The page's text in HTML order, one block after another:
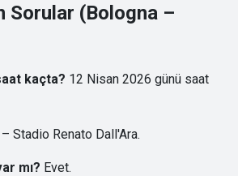
Sorular (Bologna –
kaçta? 12 Nisan 2026 günü saat
Stadio Renato Dall'Ara.
mı? Evet.